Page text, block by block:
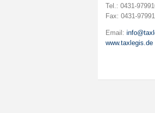
Tel.: 0431-
Fax: 0431-
Email:
www.taxlegis.de